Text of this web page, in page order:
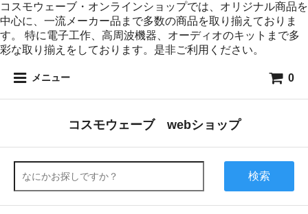
コスモウェーブ・オンラインショップでは、オリジナル商品を
中心に、一流メーカー品まで多数の商品を取り揃えておりま
す。 特に電子工作、高周波機器、オーディオのキットまで多
彩な取り揃えをしております。是非ご利用ください。
メニュー 0
コスモウェーブ webショップ
検索